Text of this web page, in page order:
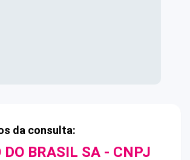
da consulta:
DO BRASIL SA - CNPJ